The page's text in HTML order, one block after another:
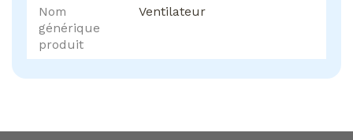
Nom
générique
produit
Ventilateur